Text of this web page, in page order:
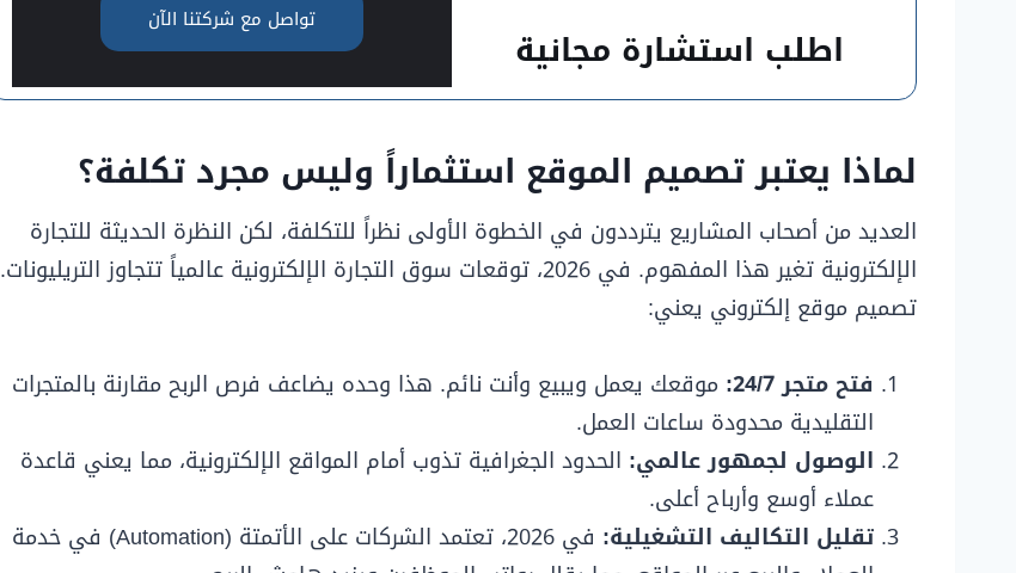
اطلب استشارة مجانية
تواصل مع شركتنا الآن
لماذا يعتبر تصميم الموقع استثماراً وليس مجرد تكلفة؟
العديد من أصحاب المشاريع يترددون في الخطوة الأولى نظراً للتكلفة، لكن النظرة الحديثة للتجارة
الإلكترونية تغير هذا المفهوم. في 2026، توقعات سوق التجارة الإلكترونية عالمياً تتجاوز التريليونات.
تصميم موقع إلكتروني يعني:
فتح متجر 24/7:
موقعك يعمل ويبيع وأنت نائم. هذا وحده يضاعف فرص الربح مقارنة بالمتجرات
التقليدية محدودة ساعات العمل.
الوصول لجمهور عالمي: الحدود الجغرافية تذوب أمام المواقع الإلكترونية، مما يعني قاعدة
عملاء أوسع وأرباح أعلى.
تقليل التكاليف التشغيلية:
في 2026، تعتمد الشركات على الأتمتة (Automation) في خدمة